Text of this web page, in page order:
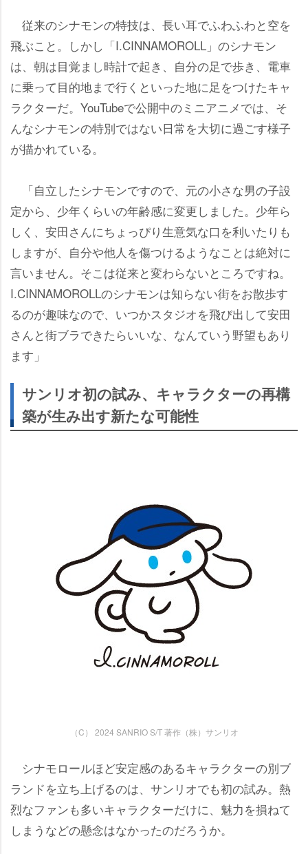
従来のシナモンの特技は、長い耳でふわふわと空を
飛ぶこと。しかし「I.CINNAMOROLL」のシナモン
は、朝は目覚まし時計で起き、自分の足で歩き、電車
に乗って目的地まで行くといった地に足をつけたキャ
ラクターだ。YouTubeで公開中のミニアニメでは、そ
んなシナモンの特別ではない日常を大切に過ごす様子
が描かれている。
「自立したシナモンですので、元の小さな男の子設
定から、少年くらいの年齢感に変更しました。少年ら
しく、安田さんにちょっぴり生意気な口を利いたりも
しますが、自分や他人を傷つけるようなことは絶対に
言いません。そこは従来と変わらないところですね。
I.CINNAMOROLLのシナモンは知らない街をお散歩す
るのが趣味なので、いつかスタジオを飛び出して安田
さんと街ブラできたらいいな、なんていう野望もあり
ます」
サンリオ初の試み、キャラクターの再構
築が生み出す新たな可能性
（C） 2024 SANRIO S/T 著作（株）サンリオ
シナモロールほど安定感のあるキャラクターの別ブ
ランドを立ち上げるのは、サンリオでも初の試み。熱
烈なファンも多いキャラクターだけに、魅力を損ねて
しまうなどの懸念はなかったのだろうか。